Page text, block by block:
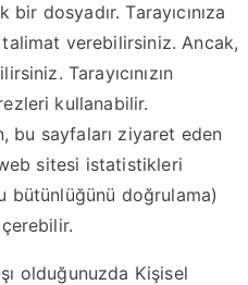
dosyadır. Tarayıcınıza
verebilirsiniz. Ancak,
Tarayıcınızın
kullanabilir.
bu sayfaları ziyaret eden
sitesi istatistikleri
bütünlüğünü doğrulama)
olduğunuzda Kişisel